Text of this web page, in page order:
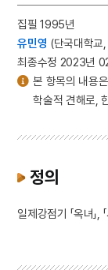
집필 1995년
유민영 (단국대학교
최종수정 2023년
본 항목의 내용
학술적 견해로,
정의
일제강점기 「옥녀」